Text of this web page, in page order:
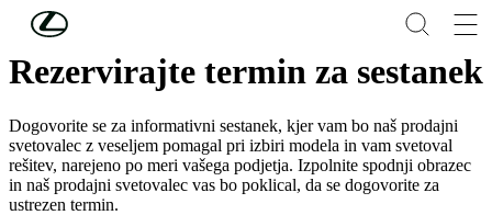
Skip to Main Content
Rezervirajte termin za sestanek
Dogovorite se za informativni sestanek, kjer vam bo naš prodajni
svetovalec z veseljem pomagal pri izbiri modela in vam svetoval
rešitev, narejeno po meri vašega podjetja. Izpolnite spodnji obrazec
in naš prodajni svetovalec vas bo poklical, da se dogovorite za
ustrezen termin.